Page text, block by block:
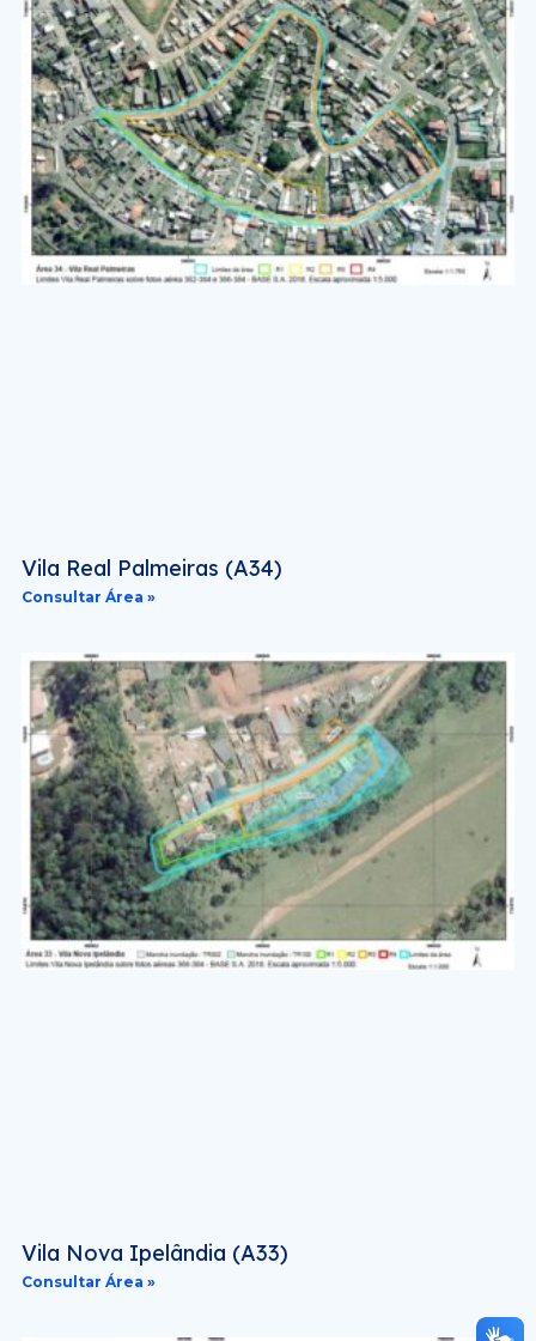
Vila Real Palmeiras (A34)
Consultar Área »
Vila Nova Ipelândia (A33)
Consultar Área »